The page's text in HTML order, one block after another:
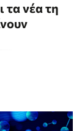
τα νέα τη